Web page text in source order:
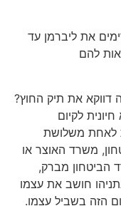
את ליברמן עד
להם
דווקא את תיק החוץ?
לקיום
לאחת משלושת
משרד האוצר או
הביטחון מברק,
חושב את עצמו
הזה בשביל עצמו.